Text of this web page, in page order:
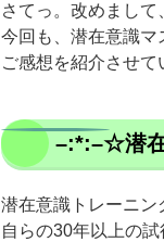
さてっ。改めまして
今回も、潜在意識マ
ご感想を紹介させて
–:*:–☆潜
潜在意識トレーニン
自らの30年以上の